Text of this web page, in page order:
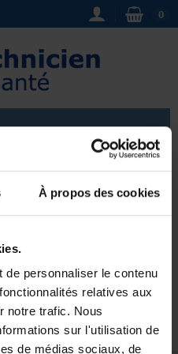
À propos des cookies
personnaliser le contenu
relatives aux
notre trafic. Nous
sur l'utilisation de
de médias sociaux, de
0
aides auditiveset
la vie au quotidien. Que
éclairer votre chemin
propose des produits
besoins. N'attendez
auditiveou uneveilleuse
et votre sécurité.